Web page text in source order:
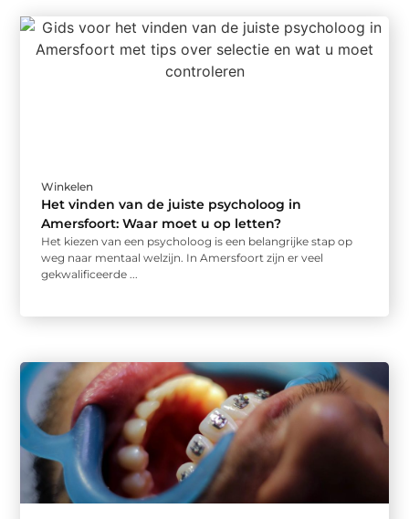
Winkelen
Het vinden van de juiste psycholoog in
Amersfoort: Waar moet u op letten?
Het kiezen van een psycholoog is een belangrijke stap op
weg naar mentaal welzijn. In Amersfoort zijn er veel
gekwalificeerde ...